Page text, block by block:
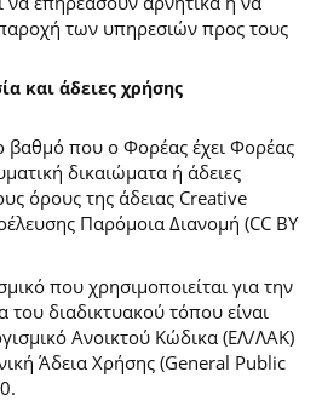
των υπηρεσιών προς τους
και άδειες χρήσης
βαθμό που ο Φορέας έχει Φορέας
δικαιώματα ή άδειες
όρους της άδειας Creative
Παρόμοια Διανομή (CC BY
που χρησιμοποιείται για την
του διαδικτυακού τόπου είναι
Ανοικτού Κώδικα (ΕΛ/ΛΑΚ)
Άδεια Χρήσης (General Public